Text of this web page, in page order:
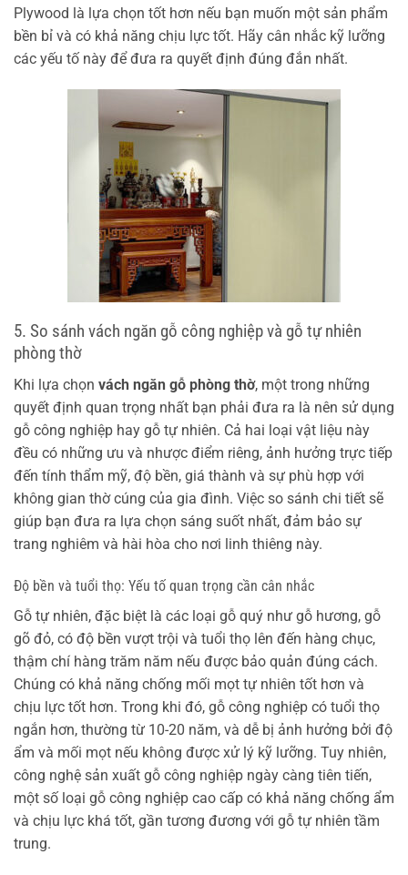
Plywood là lựa chọn tốt hơn nếu bạn muốn một sản phẩm
bền bỉ và có khả năng chịu lực tốt. Hãy cân nhắc kỹ lưỡng
các yếu tố này để đưa ra quyết định đúng đắn nhất.
5. So sánh vách ngăn gỗ công nghiệp và gỗ tự nhiên
phòng thờ
Khi lựa chọn vách ngăn gỗ phòng thờ, một trong những
quyết định quan trọng nhất bạn phải đưa ra là nên sử dụng
gỗ công nghiệp hay gỗ tự nhiên. Cả hai loại vật liệu này
đều có những ưu và nhược điểm riêng, ảnh hưởng trực tiếp
đến tính thẩm mỹ, độ bền, giá thành và sự phù hợp với
không gian thờ cúng của gia đình. Việc so sánh chi tiết sẽ
giúp bạn đưa ra lựa chọn sáng suốt nhất, đảm bảo sự
trang nghiêm và hài hòa cho nơi linh thiêng này.
Độ bền và tuổi thọ: Yếu tố quan trọng cần cân nhắc
Gỗ tự nhiên, đặc biệt là các loại gỗ quý như gỗ hương, gỗ
gõ đỏ, có độ bền vượt trội và tuổi thọ lên đến hàng chục,
thậm chí hàng trăm năm nếu được bảo quản đúng cách.
Chúng có khả năng chống mối mọt tự nhiên tốt hơn và
chịu lực tốt hơn. Trong khi đó, gỗ công nghiệp có tuổi thọ
ngắn hơn, thường từ 10-20 năm, và dễ bị ảnh hưởng bởi độ
ẩm và mối mọt nếu không được xử lý kỹ lưỡng. Tuy nhiên,
công nghệ sản xuất gỗ công nghiệp ngày càng tiên tiến,
một số loại gỗ công nghiệp cao cấp có khả năng chống ẩm
và chịu lực khá tốt, gần tương đương với gỗ tự nhiên tầm
trung.